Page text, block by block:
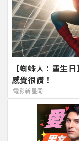
【蜘蛛人：重生
感覺很讚！
電影新星聞